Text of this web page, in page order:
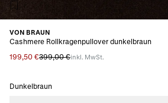
VON BRAUN
Cashmere Rollkragenpullover dunkelbraun
199,50 €399,00 €inkl. MwSt.
Dunkelbraun